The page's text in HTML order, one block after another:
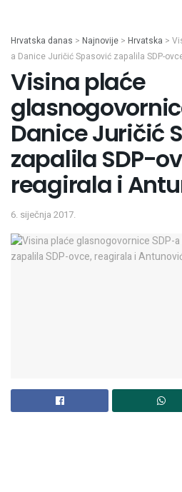
Hrvatska danas > Najnovije > Hrvatska >
a Danice Juričić Spasović zapalila SDP-
Visina plaće
Danice Juričić
zapalila SDP-
reagirala i
6. siječnja 2017.